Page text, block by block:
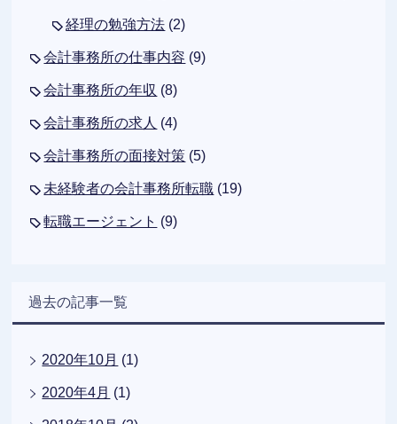
経理の勉強方法 (2)
会計事務所の仕事内容 (9)
会計事務所の年収 (8)
会計事務所の求人 (4)
会計事務所の面接対策 (5)
未経験者の会計事務所転職 (19)
転職エージェント (9)
過去の記事一覧
2020年10月 (1)
2020年4月 (1)